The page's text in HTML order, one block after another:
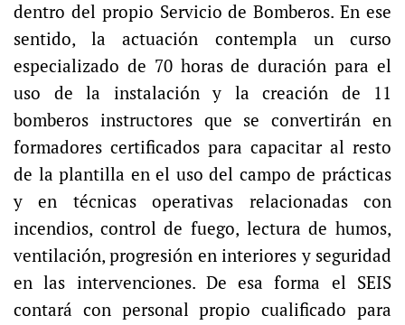
dentro del propio Servicio de Bomberos. En ese
sentido, la actuación contempla un curso
especializado de 70 horas de duración para el
uso de la instalación y la creación de 11
bomberos instructores que se convertirán en
formadores certificados para capacitar al resto
de la plantilla en el uso del campo de prácticas
y en técnicas operativas relacionadas con
incendios, control de fuego, lectura de humos,
ventilación, progresión en interiores y seguridad
en las intervenciones. De esa forma el SEIS
contará con personal propio cualificado para